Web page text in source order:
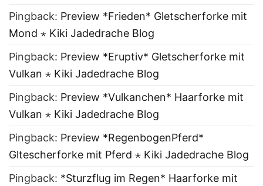
Pingback: Preview *Frieden* Gletscherforke mit
Mond ⋆ Kiki Jadedrache Blog
Pingback: Preview *Eruptiv* Gletscherforke mit
Vulkan ⋆ Kiki Jadedrache Blog
Pingback: Preview *Vulkanchen* Haarforke mit
Vulkan ⋆ Kiki Jadedrache Blog
Pingback: Preview *RegenbogenPferd*
Gltescherforke mit Pferd ⋆ Kiki Jadedrache Blog
Pingback: *Sturzflug im Regen* Haarforke mit